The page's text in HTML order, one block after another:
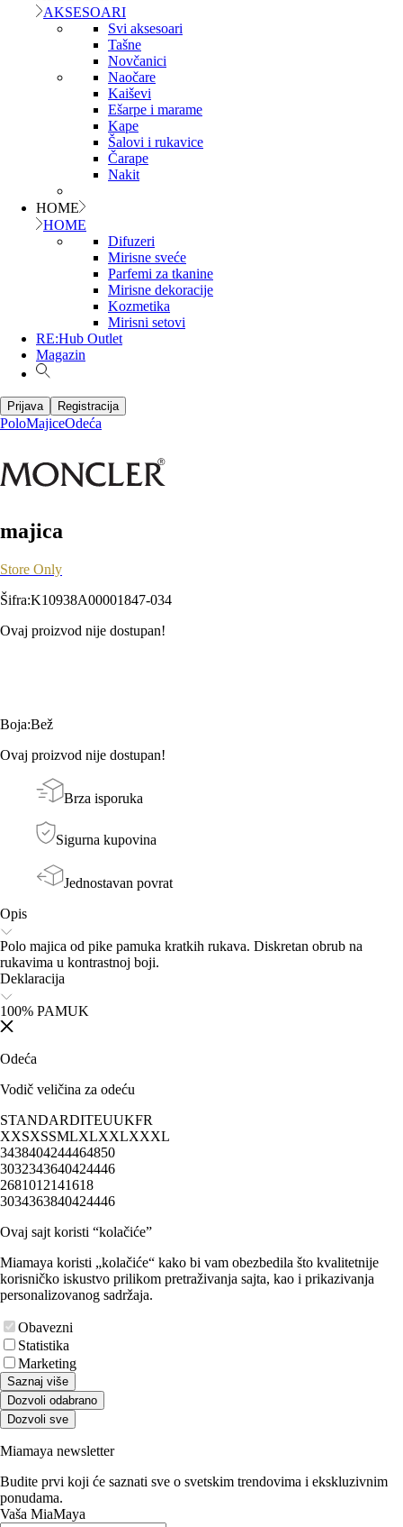
AKSESOARI
Svi aksesoari
Tašne
Novčanici
Naočare
Kaiševi
Ešarpe i marame
Kape
Šalovi i rukavice
Čarape
Nakit
HOME
HOME
Difuzeri
Mirisne sveće
Parfemi za tkanine
Mirisne dekoracije
Kozmetika
Mirisni setovi
RE:Hub Outlet
Magazin
Prijava Registracija
PoloMajiceOdeća
majica
Store Only
Šifra:K10938A00001847-034
Ovaj proizvod nije dostupan!
Boja:Bež
Ovaj proizvod nije dostupan!
Brza isporuka
Sigurna kupovina
Jednostavan povrat
Opis
Polo majica od pike pamuka kratkih rukava. Diskretan obrub na
rukavima u kontrastnoj boji.
Deklaracija
100% PAMUK
Odeća
Vodič veličina za odeću
STANDARDITEUUKFR
XXSXSSMLXLXXLXXXL
3438404244464850
3032343640424446
2681012141618
3034363840424446
Ovaj sajt koristi “kolačiće”
Miamaya koristi „kolačiće“ kako bi vam obezbedila što kvalitetnije
korisničko iskustvo prilikom pretraživanja sajta, kao i prikazivanja
personalizovanog sadržaja.
Obavezni
Statistika
Marketing
Saznaj više
Dozvoli odabrano
Dozvoli sve
Miamaya newsletter
Budite prvi koji će saznati sve o svetskim trendovima i ekskluzivnim
ponudama.
Vaša MiaMaya